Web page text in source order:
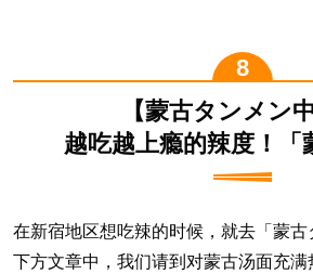
【蒙古タンメン中
越吃越上瘾的辣度！「
在新宿地区想吃辣的时候，就去「蒙古
下方文章中，我们请到对蒙古汤面充